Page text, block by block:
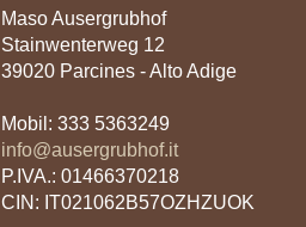
Maso Ausergrubhof
Stainwenterweg 12
39020 Parcines - Alto Adige
Mobil: 333 5363249
info@ausergrubhof.it
P.IVA.: 01466370218
CIN: IT021062B57OZHZUOK